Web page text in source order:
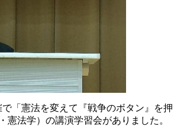
「憲法を変えて『戦争のボタン』を押
憲法学）の講演学習会がありました。